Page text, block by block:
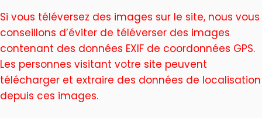
Si vous téléversez des images sur le site, nous vous
conseillons d’éviter de téléverser des images
contenant des données EXIF de coordonnées GPS.
Les personnes visitant votre site peuvent
télécharger et extraire des données de localisation
depuis ces images.